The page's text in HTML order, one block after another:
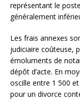
représentant le
généralement
Les frais annexes
judiciaire coûteuse,
émoluments de
dépôt d’acte. En
oscille entre 1 500
pour un divorce